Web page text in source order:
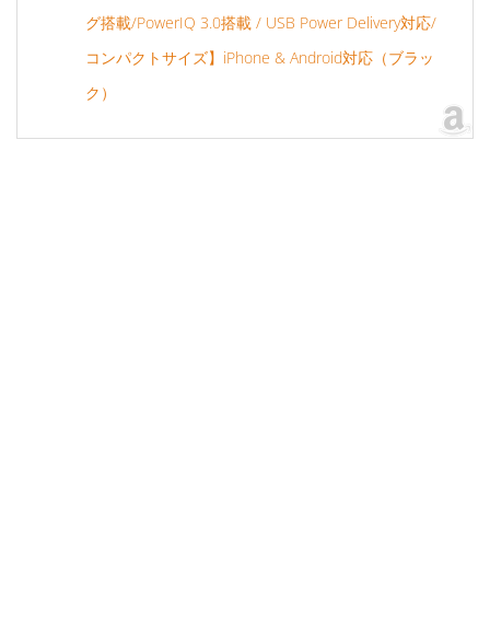
グ搭載/PowerIQ 3.0搭載 / USB Power Delivery対応/
コンパクトサイズ】iPhone & Android対応（ブラッ
ク）